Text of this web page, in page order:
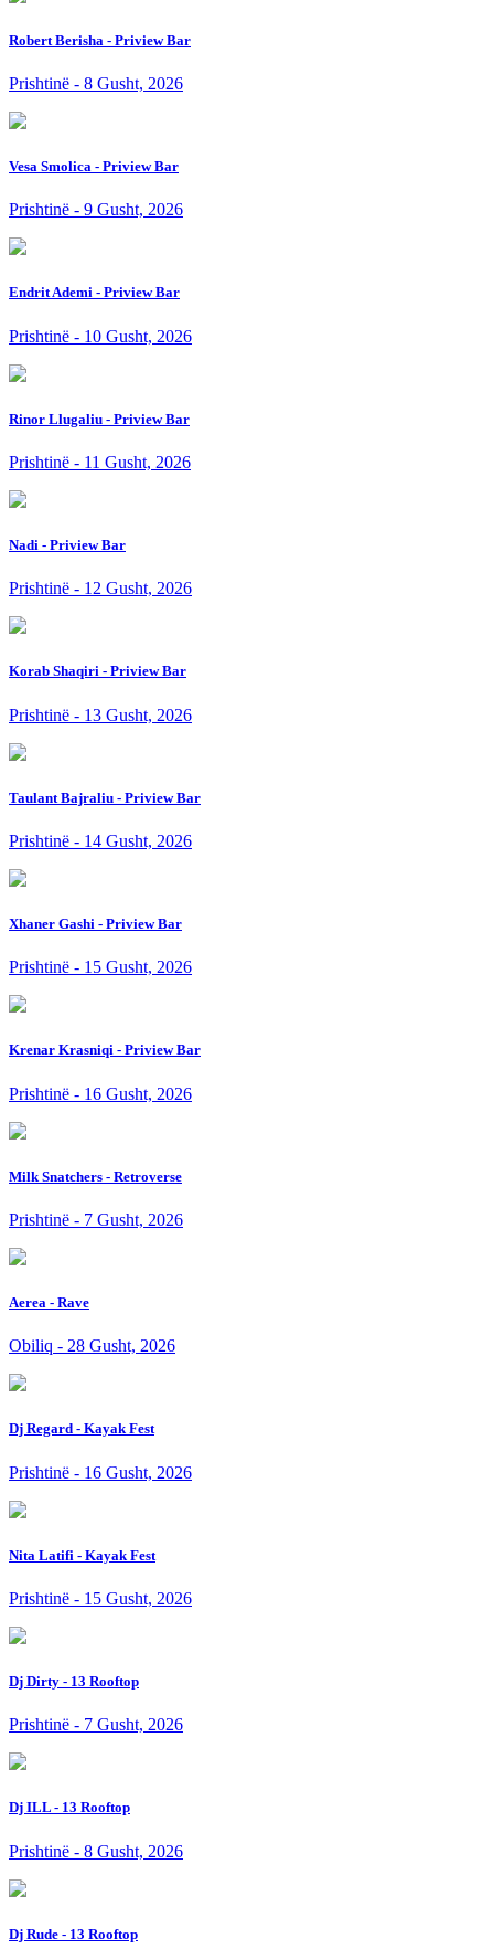
Robert Berisha - Priview Bar
Prishtinë - 8 Gusht, 2026
Vesa Smolica - Priview Bar
Prishtinë - 9 Gusht, 2026
Endrit Ademi - Priview Bar
Prishtinë - 10 Gusht, 2026
Rinor Llugaliu - Priview Bar
Prishtinë - 11 Gusht, 2026
Nadi - Priview Bar
Prishtinë - 12 Gusht, 2026
Korab Shaqiri - Priview Bar
Prishtinë - 13 Gusht, 2026
Taulant Bajraliu - Priview Bar
Prishtinë - 14 Gusht, 2026
Xhaner Gashi - Priview Bar
Prishtinë - 15 Gusht, 2026
Krenar Krasniqi - Priview Bar
Prishtinë - 16 Gusht, 2026
Milk Snatchers - Retroverse
Prishtinë - 7 Gusht, 2026
Aerea - Rave
Obiliq - 28 Gusht, 2026
Dj Regard - Kayak Fest
Prishtinë - 16 Gusht, 2026
Nita Latifi - Kayak Fest
Prishtinë - 15 Gusht, 2026
Dj Dirty - 13 Rooftop
Prishtinë - 7 Gusht, 2026
Dj ILL - 13 Rooftop
Prishtinë - 8 Gusht, 2026
Dj Rude - 13 Rooftop